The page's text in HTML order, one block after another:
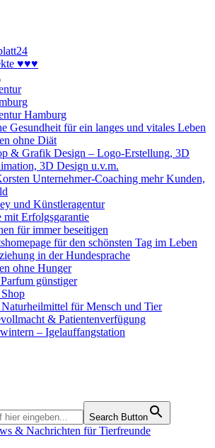
♥♥♥
Hamburg
Gesundheit für ein langes und vitales Leben
ohne Diät
& Grafik Design – Logo-Erstellung, 3D
3D Design u.v.m.
Unternehmer-Coaching mehr Kunden,
und Künstleragentur
mit Erfolgsgarantie
für immer beseitigen
für den schönsten Tag im Leben
in der Hundesprache
ohne Hunger
günstiger
für Mensch und Tier
& Patientenverfügung
– Igelauffangstation
Search Button
& Nachrichten für Tierfreunde